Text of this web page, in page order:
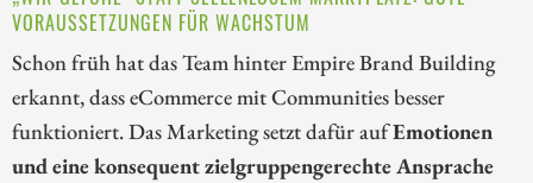
VORAUSSETZUNGEN FÜR WACHSTUM
Schon früh hat das Team hinter Empire Brand Building
erkannt, dass eCommerce mit Communities besser
funktioniert. Das Marketing setzt dafür aufEmotionen
und eine konsequent zielgruppengerechte Ansprache